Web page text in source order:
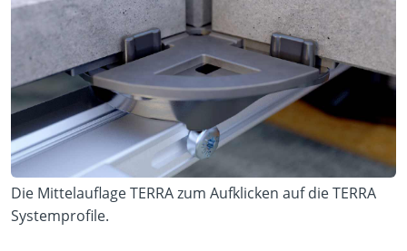
Die Mittelauflage TERRA zum Aufklicken auf die TERRA
Systemprofile.